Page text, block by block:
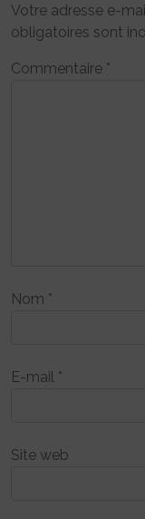
Votre adresse e-
obligatoires sont
Commentaire *
Nom *
E-mail *
Site web